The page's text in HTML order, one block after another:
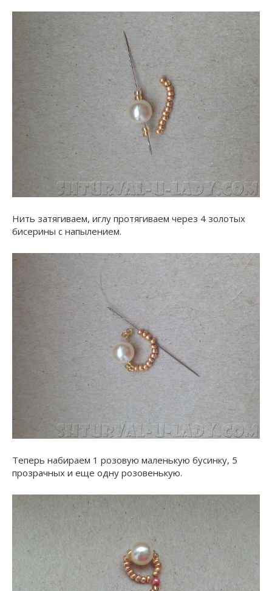
Нить затягиваем, иглу протягиваем через 4 золотых
бисерины с напылением.
Теперь набираем 1 розовую маленькую бусинку, 5
прозрачных и еще одну розовенькую.